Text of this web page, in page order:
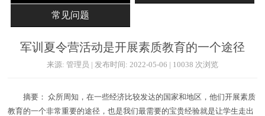
常见问题
军训夏令营活动是开展素质教育的一个途径
来源: 管理员 | 发布时间: 2022-05-06 | 10038 次浏览
摘要： 众所周知，在一些经济比较发达的国家和地区，他们开展素质
教育的一个非常重要的途径，也是我们最需要的宝贵经验就是让学生走出